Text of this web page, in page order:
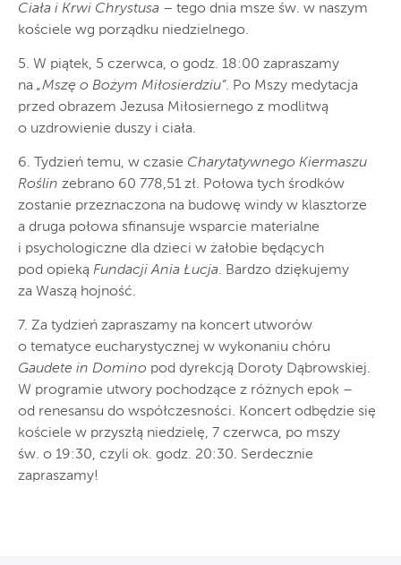
Ciała i Krwi Chrystusa – tego dnia msze św. w naszym
kościele wg porządku niedzielnego.
5. W piątek, 5 czerwca, o godz. 18:00 zapraszamy
na „Mszę o Bożym Miłosierdziu”. Po Mszy medytacja
przed obrazem Jezusa Miłosiernego z modlitwą
o uzdrowienie duszy i ciała.
6. Tydzień temu, w czasie Charytatywnego Kiermaszu
Roślin zebrano 60 778,51 zł. Połowa tych środków
zostanie przeznaczona na budowę windy w klasztorze
a druga połowa sfinansuje wsparcie materialne
i psychologiczne dla dzieci w żałobie będących
pod opieką Fundacji Ania Łucja. Bardzo dziękujemy
za Waszą hojność.
7. Za tydzień zapraszamy na koncert utworów
o tematyce eucharystycznej w wykonaniu chóru
Gaudete in Domino pod dyrekcją Doroty Dąbrowskiej.
W programie utwory pochodzące z różnych epok –
od renesansu do współczesności. Koncert odbędzie się
kościele w przyszłą niedzielę, 7 czerwca, po mszy
św. o 19:30, czyli ok. godz. 20:30. Serdecznie
zapraszamy!